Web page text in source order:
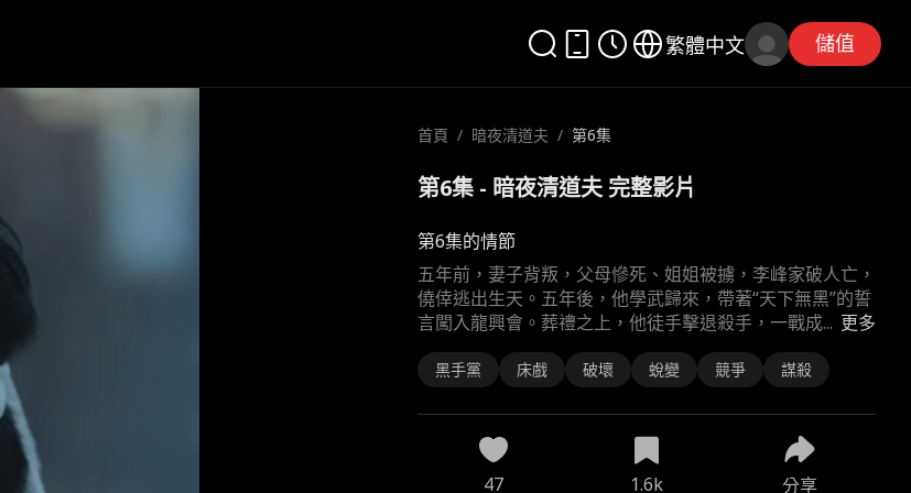
繁體中文 儲值
首頁 / 暗夜清道夫 / 第6集
第6集 - 暗夜清道夫 完整影片
第6集的情節
更多
五年前，妻子背叛，父母慘死、姐姐被擄，李峰家破人亡，
僥倖逃出生天。五年後，他學武歸來，帶著“天下無黑”的誓
言闖入龍興會。葬禮之上，他徒手擊退殺手，一戰成...
黑手黨 床戲 破壞 蛻變 競爭 謀殺
47 1.6k 分享